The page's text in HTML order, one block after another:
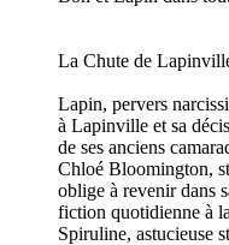
La Chute de
Lapin, pervers
à Lapinville et sa
de ses anciens
Chloé Bloomington,
oblige à revenir dans
fiction quotidienne à
Spiruline, astucieuse